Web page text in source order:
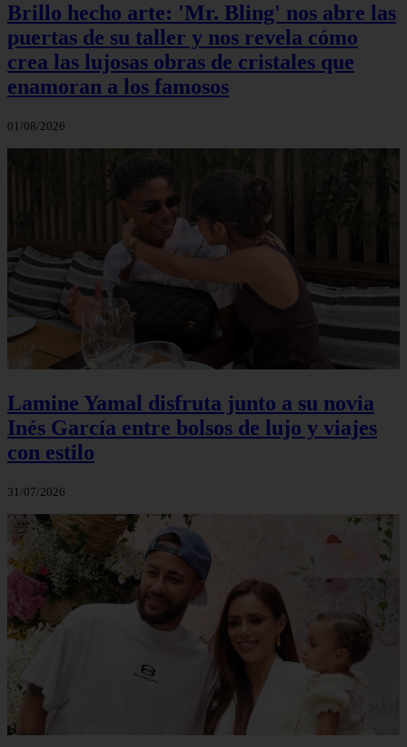
Brillo hecho arte: 'Mr. Bling' nos abre las
puertas de su taller y nos revela cómo
crea las lujosas obras de cristales que
enamoran a los famosos
01/08/2026
Lamine Yamal disfruta junto a su novia
Inés García entre bolsos de lujo y viajes
con estilo
31/07/2026